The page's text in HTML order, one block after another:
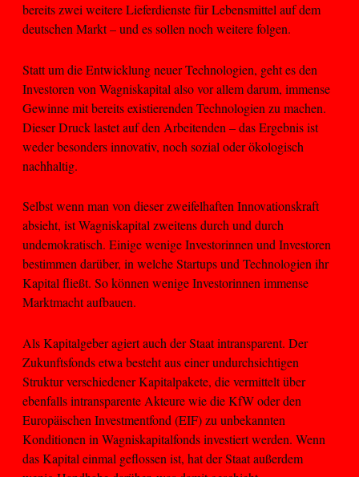
bereits zwei weitere Lieferdienste für Lebensmittel auf dem
deutschen Markt – und es sollen noch weitere folgen.
Statt um die Entwicklung neuer Technologien, geht es den
Investoren von Wagniskapital also vor allem darum, immense
Gewinne mit bereits existierenden Technologien zu machen.
Dieser Druck lastet auf den Arbeitenden – das Ergebnis ist
weder besonders innovativ, noch sozial oder ökologisch
nachhaltig.
Selbst wenn man von dieser zweifelhaften Innovationskraft
absieht, ist Wagniskapital zweitens durch und durch
undemokratisch. Einige wenige Investorinnen und Investoren
bestimmen darüber, in welche Startups und Technologien ihr
Kapital fließt. So können wenige Investorinnen immense
Marktmacht aufbauen.
Als Kapitalgeber agiert auch der Staat intransparent. Der
Zukunftsfonds etwa besteht aus einer undurchsichtigen
Struktur verschiedener Kapitalpakete, die vermittelt über
ebenfalls intransparente Akteure wie die KfW oder den
Europäischen Investmentfond (EIF) zu unbekannten
Konditionen in Wagniskapitalfonds investiert werden. Wenn
das Kapital einmal geflossen ist, hat der Staat außerdem